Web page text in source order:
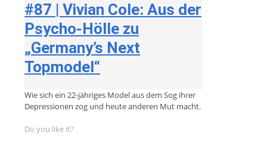
#87 | Vivian Cole: Aus der
Psycho-Hölle zu
„Germany’s Next
Topmodel“
Wie sich ein 22-jähriges Model aus dem Sog ihrer
Depressionen zog und heute anderen Mut macht.
Do you like it?